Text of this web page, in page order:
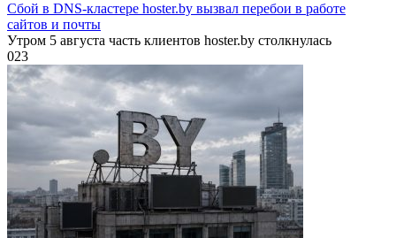
Сбой в DNS-кластере hoster.by вызвал перебои в работе
сайтов и почты
Утром 5 августа часть клиентов hoster.by столкнулась
023